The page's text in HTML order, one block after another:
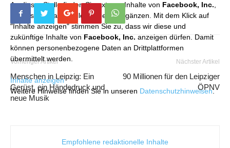
An dieser Stelle finden Sie externe Inhalte von Facebook, Inc.
die unser redaktionelles Angebot ergänzen. Mit dem Klick auf
"Inhalte anzeigen" stimmen Sie zu, dass wir diese und
zukünftige Inhalte von Facebook, Inc. anzeigen dürfen. Damit
können personenbezogene Daten an Drittplattformen
übermittelt werden.
Inhalte anzeigen
Weitere Hinweise finden Sie in unseren Datenschutzhinweisen.
Vorheriger Artikel
Menschen in Leipzig: Ein
Gerüst, ein Händedruck und
neue Musik
Nächster Artikel
90 Millionen für den Leipziger
ÖPNV
Empfohlene redaktionelle Inhalte